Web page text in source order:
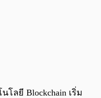
ลยี Blockchain เริ่ม